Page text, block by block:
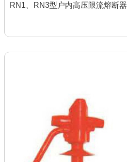
RN1、RN3型户内高压限流熔断器